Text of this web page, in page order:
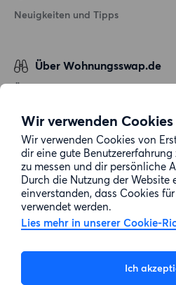
Wir verwenden Cookies
Wir verwenden Cookies von
dir eine gute
zu messen und dir persönliche
Durch die Nutzung der
einverstanden, dass Cookies
verwendet werden.
Lies mehr in unserer Cookie-
Ich
Neuigkeiten und Tipps
Über Wohnungsswap.de
Über uns
Datenschutz
Cookie-Richtlinie
Sitemap